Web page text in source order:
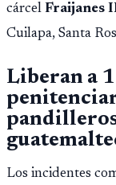
cárcel Fraijanes
Cuilapa, Santa
Liberan a
pandilleros
Los incidentes